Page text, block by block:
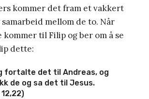
kommer det fram et vakkert
mellom de to. Når
til Filip og ber om å se
dette:
fortalte det til Andreas, og
de og sa det til Jesus.